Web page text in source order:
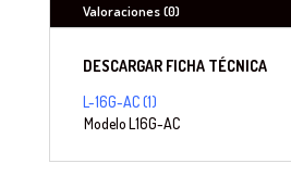
Valoraciones (0)
DESCARGAR FICHA TÉCNICA
L-16G-AC (1)
ModeloL16G-AC